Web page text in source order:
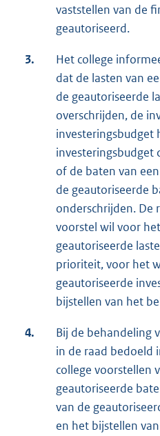
vaststellen van de
geautoriseerd.
3.
Het college
dat de lasten van
de geautoriseerde
overschrijden, de
investeringsbudget
investeringsbudget
of de baten van
de geautoriseerde
onderschrijden. De
voorstel wil voor
geautoriseerde
prioriteit, voor het
geautoriseerde
bijstellen van het
4.
Bij de behandeling
in de raad bedoeld
college voorstellen
geautoriseerde
van de
en het bijstellen